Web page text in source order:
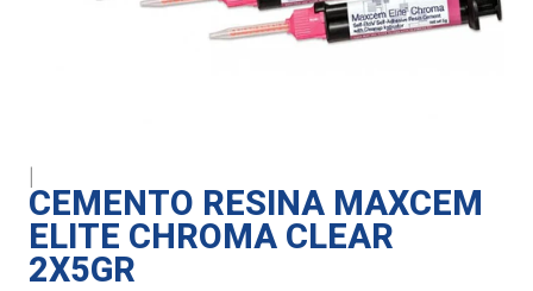
CEMENTO RESINA MAXCEM
ELITE CHROMA CLEAR
2X5GR